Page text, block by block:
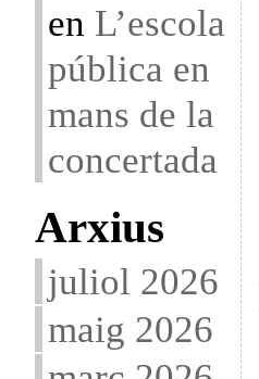
en L’escola
pública en
mans de la
concertada
Arxius
juliol 2026
maig 2026